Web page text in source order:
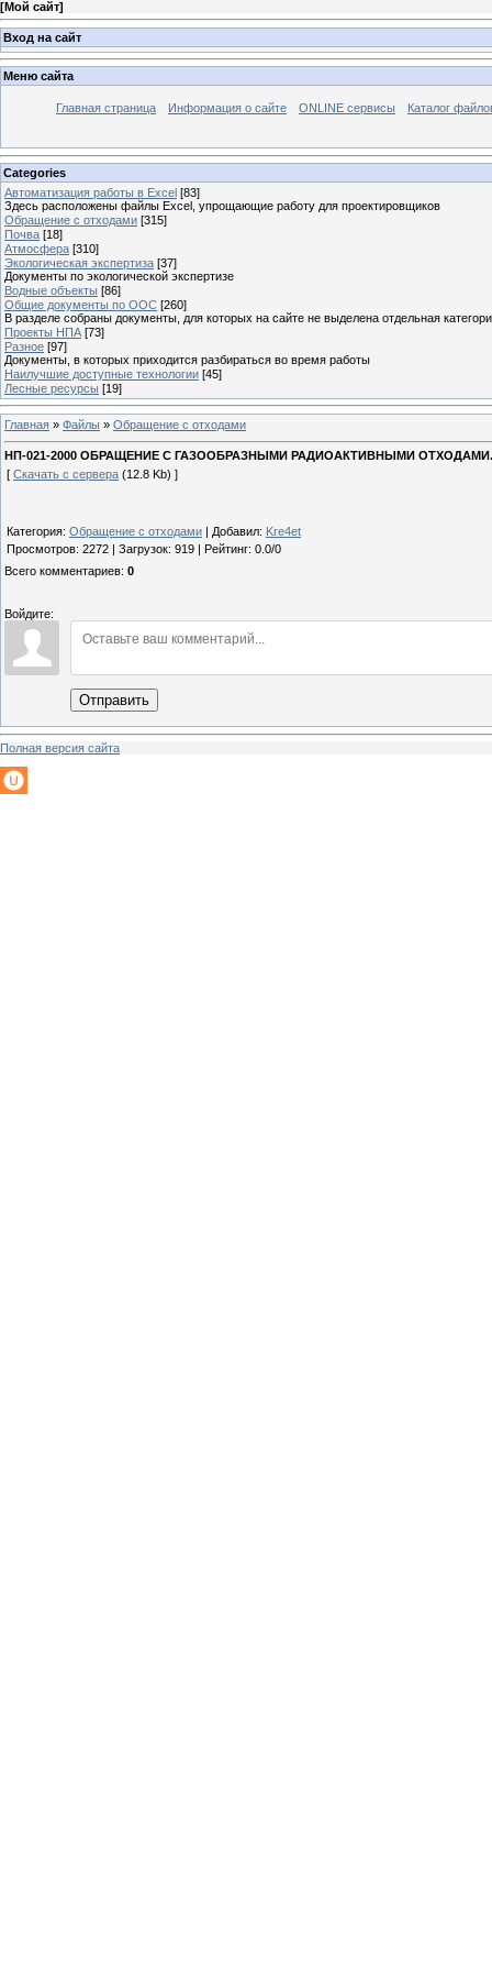
[Мой сайт]
Вход на сайт
Меню сайта
Главная страница Информация о сайте ONLINE сервисы Каталог
Categories
Автоматизация работы в Excel [83]
Здесь расположены файлы Excel, упрощающие работу для проектировщиков
Обращение с отходами [315]
Почва [18]
Атмосфера [310]
Экологическая экспертиза [37]
Документы по экологической экспертизе
Водные объекты [86]
Общие документы по ООС [260]
В разделе собраны документы, для которых на сайте не выделена отдельная
Проекты НПА [73]
Разное [97]
Документы, в которых приходится разбираться во время работы
Наилучшие доступные технологии [45]
Лесные ресурсы [19]
Главная » Файлы » Обращение с отходами
НП-021-2000 ОБРАЩЕНИЕ С ГАЗООБРАЗНЫМИ РАДИОАКТИВНЫМИ
[ Скачать с сервера (12.8 Kb) ]
Категория: Обращение с отходами Добавил: Kre4et
Просмотров: 2272 Загрузок: 919 Рейтинг: 0.0/0
Всего комментариев: 0
Войдите:
Отправить
Полная версия сайта